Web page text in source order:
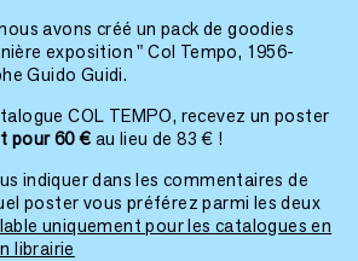
avons créé un pack de goodies
exposition " Col Tempo, 1956-
Guido Guidi.
COL TEMPO, recevez un poster
pour 60 € au lieu de 83 € !
indiquer dans les commentaires de
poster vous préférez parmi les deux
uniquement pour les catalogues en
librairie